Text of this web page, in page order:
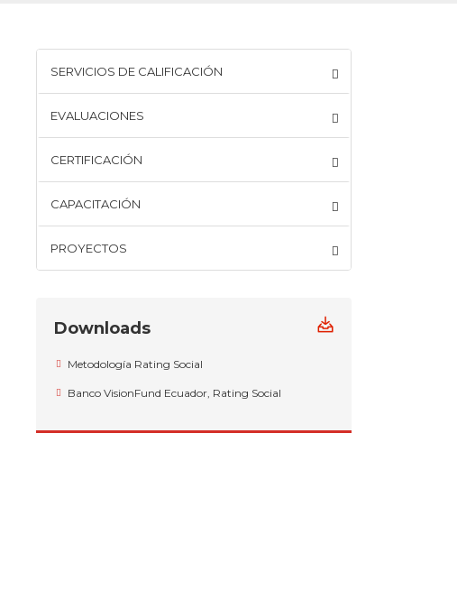
SERVICIOS DE CALIFICACIÓN
EVALUACIONES
CERTIFICACIÓN
CAPACITACIÓN
PROYECTOS
Downloads
Metodología Rating Social
Banco VisionFund Ecuador, Rating Social